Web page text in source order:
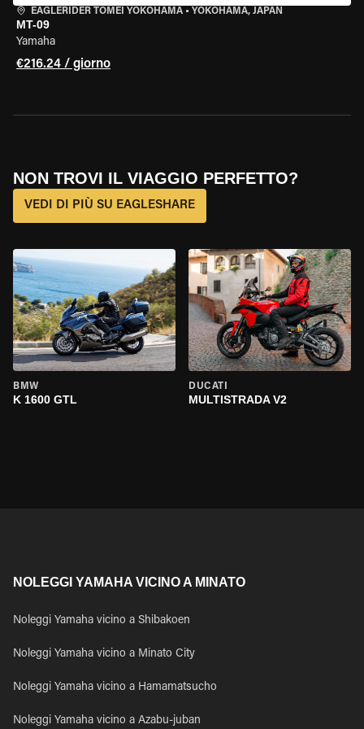
EAGLERIDER TOMEI YOKOHAMA • YOKOHAMA, JAPAN
MT-09
Yamaha
€216.24 / giorno
NON TROVI IL VIAGGIO PERFETTO?
VEDI DI PIÙ SU EAGLESHARE
BMW
K 1600 GTL
DUCATI
MULTISTRADA V2
NOLEGGI YAMAHA VICINO A MINATO
Noleggi Yamaha vicino a Shibakoen
Noleggi Yamaha vicino a Minato City
Noleggi Yamaha vicino a Hamamatsucho
Noleggi Yamaha vicino a Azabu-juban